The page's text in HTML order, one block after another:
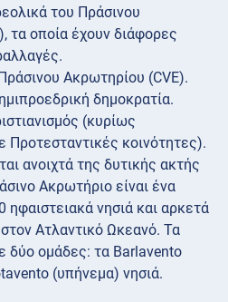
του Πράσινου
τα οποία έχουν διάφορες
Ακρωτηρίου (CVE).
δημοκρατία.
(κυρίως
Προτεσταντικές κοινότητες).
ανοιχτά της δυτικής ακτής
Ακρωτήριο είναι ένα
ηφαιστειακά νησιά και αρκετά
Ατλαντικό Ωκεανό. Τα
δύο ομάδες: τα Barlavento
(υπήνεμα) νησιά.